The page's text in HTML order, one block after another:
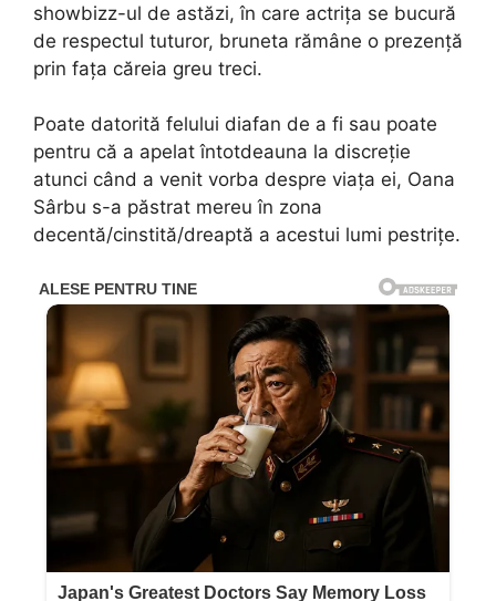
showbizz-ul de astăzi, în care actrița se bucură
de respectul tuturor, bruneta rămâne o prezență
prin fața căreia greu treci.
Poate datorită felului diafan de a fi sau poate
pentru că a apelat întotdeauna la discreție
atunci când a venit vorba despre viața ei, Oana
Sârbu s-a păstrat mereu în zona
decentă/cinstită/dreaptă a acestui lumi pestrițe.